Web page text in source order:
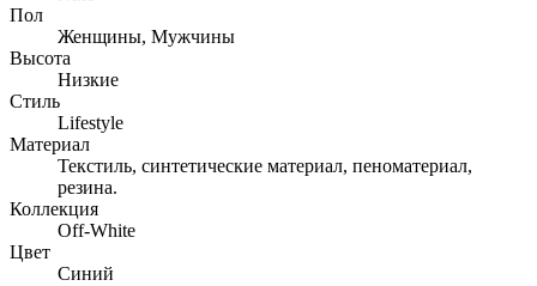
Пол
Женщины, Мужчины
Высота
Низкие
Стиль
Lifestyle
Материал
Текстиль, синтетические материал, пеноматериал,
резина.
Коллекция
Off-White
Цвет
Синий